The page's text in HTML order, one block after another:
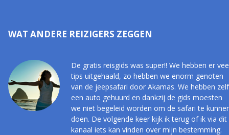
WAT ANDERE REIZIGERS ZEGGEN
De gratis reisgids was super!! We hebben er
tips uitgehaald, zo hebben we enorm genoten
van de jeepsafari door Akamas. We hebben zelf
een auto gehuurd en dankzij de gids moesten
we niet begeleid worden om de safari te
doen. De volgende keer kijk ik terug of ik via dit
kanaal iets kan vinden over mijn bestemming.